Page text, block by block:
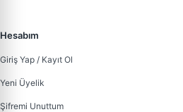
Hesabım
Giriş Yap / Kayıt Ol
Yeni Üyelik
Şifremi Unuttum